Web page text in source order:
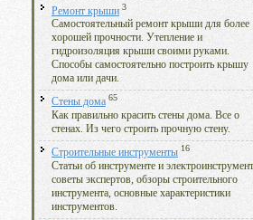
Ремонт крыши 3
Самостоятельный ремонт крыши для более
хорошей прочности. Утепление и
гидроизоляция крыши своими руками.
Способы самостоятельно построить крышу
дома или дачи.
Стены дома 65
Как правильно красить стены дома. Все о
стенах. Из чего строить прочную стену.
Строительные инструменты 16
Статьи об инструменте и
советы экспертов, обзоры строительного
инструмента, основные характеристики
инструментов.